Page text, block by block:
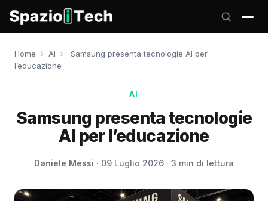
Home › AI ›
Samsung presenta tecnologie AI per
l’educazione
AI
Samsung presenta tecnologie
AI per l’educazione
Daniele Messi · 09 Luglio 2026 · 3 min di lettura